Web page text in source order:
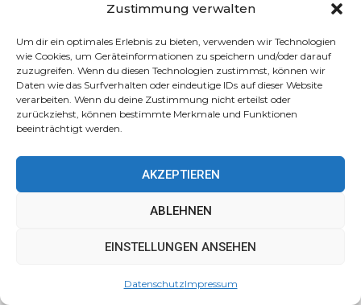
Zustimmung verwalten
Um dir ein optimales Erlebnis zu bieten, verwenden wir Technologien
wie Cookies, um Geräteinformationen zu speichern und/oder darauf
zuzugreifen. Wenn du diesen Technologien zustimmst, können wir
Daten wie das Surfverhalten oder eindeutige IDs auf dieser Website
verarbeiten. Wenn du deine Zustimmung nicht erteilst oder
zurückziehst, können bestimmte Merkmale und Funktionen
beeinträchtigt werden.
AKZEPTIEREN
ABLEHNEN
EINSTELLUNGEN ANSEHEN
DatenschutzImpressum
Über Uns
Das KI Magazin der JTG Werbeverlag GmbH informiert
verständlich und kompakt über aktuelle Entwicklungen und
Trends rund um künstliche Intelligenz. Mit einem klaren
Analysen, praxisnahe Einblicke und zukunftsorientierte
Perspektiven, um Unternehmen wie Privatpersonen zu
inspirieren, aufzuklären und den verantwortungsvollen
verbessern. Wir gehen davon aus, dass Sie damit
Akzeptieren Mehr erfahren